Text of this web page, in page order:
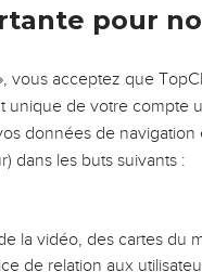
voit
pour
vous acceptez que
unique de votre compte
données de navigation
dans les buts suivants :
la vidéo, des cartes du
de relation aux